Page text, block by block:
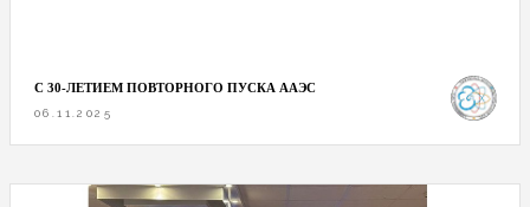
С 30-ЛЕТИЕМ ПОВТОРНОГО ПУСКА ААЭС
06.11.2025